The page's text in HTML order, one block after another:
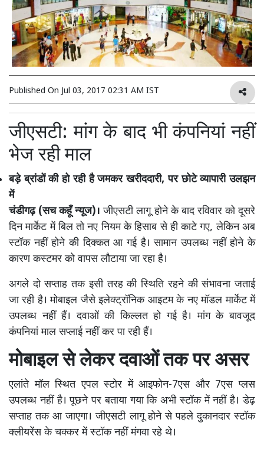
Published On Jul 03, 2017 02:31 AM IST
जीएसटी: मांग के बाद भी कंपनियां नहीं
भेज रही माल
बड़े ब्रांडों की हो रही है जमकर खरीददारी, पर छोटे व्यापारी उलझन
में
चंडीगढ़ (सच कहूँ न्यूज)। जीएसटी लागू होने के बाद रविवार को दूसरे
दिन मार्केट में बिल तो नए नियम के हिसाब से ही काटे गए, लेकिन अब
स्टॉक नहीं होने की दिक्कत आ गई है। सामान उपलब्ध नहीं होने के
कारण कस्टमर को वापस लौटाया जा रहा है।
अगले दो सप्ताह तक इसी तरह की स्थिति रहने की संभावना जताई
जा रही है। मोबाइल जैसे इलेक्ट्रॉनिक आइटम के नए मॉडल मार्केट में
उपलब्ध नहीं हैं। दवाओं की किल्लत हो गई है। मांग के बावजूद
कंपनियां माल सप्लाई नहीं कर पा रही हैं।
मोबाइल से लेकर दवाओं तक पर असर
एलांते मॉल स्थित एपल स्टोर में आइफोन-7एस और 7एस प्लस
उपलब्ध नहीं है। पूछने पर बताया गया कि अभी स्टॉक में नहीं है। डेढ़
सप्ताह तक आ जाएगा। जीएसटी लागू होने से पहले दुकानदार स्टॉक
क्लीयरेंस के चक्कर में स्टॉक नहीं मंगवा रहे थे।